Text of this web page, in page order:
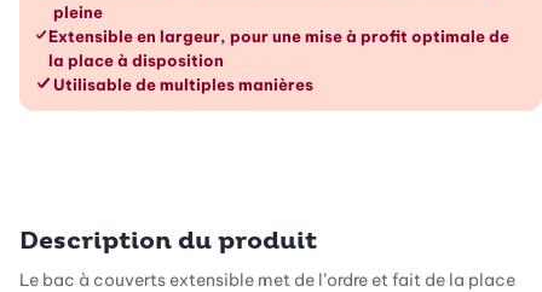
pleine
Extensible en largeur, pour une mise à profit optimale de
la place à disposition
Utilisable de multiples manières
Description du produit
Le bac à couverts extensible met de l’ordre et fait de la place